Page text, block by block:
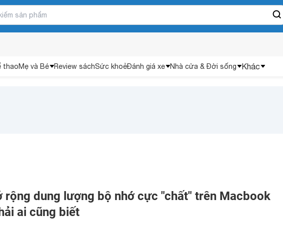
thaoMẹ và Bé Review sáchSức khoẻĐánh giá xe Nhà cửa & Đời sống Khác
rộng dung lượng bộ nhớ cực "chất" trên Macbook
ai cũng biết